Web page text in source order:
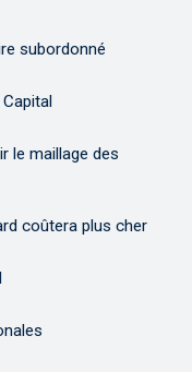
subordonné
le maillage des
coûtera plus cher